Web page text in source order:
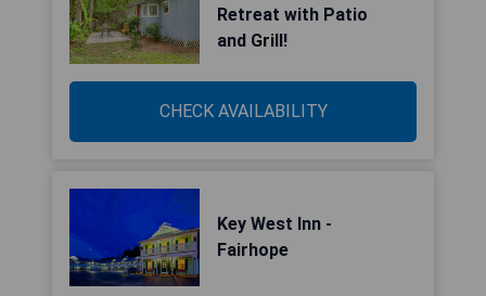
Retreat with Patio
and Grill!
CHECK AVAILABILITY
Key West Inn -
Fairhope